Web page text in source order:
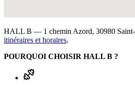
HALL B — 1 chemin Azord, 30980
itinéraires et horaires.
POURQUOI CHOISIR HALL B ?